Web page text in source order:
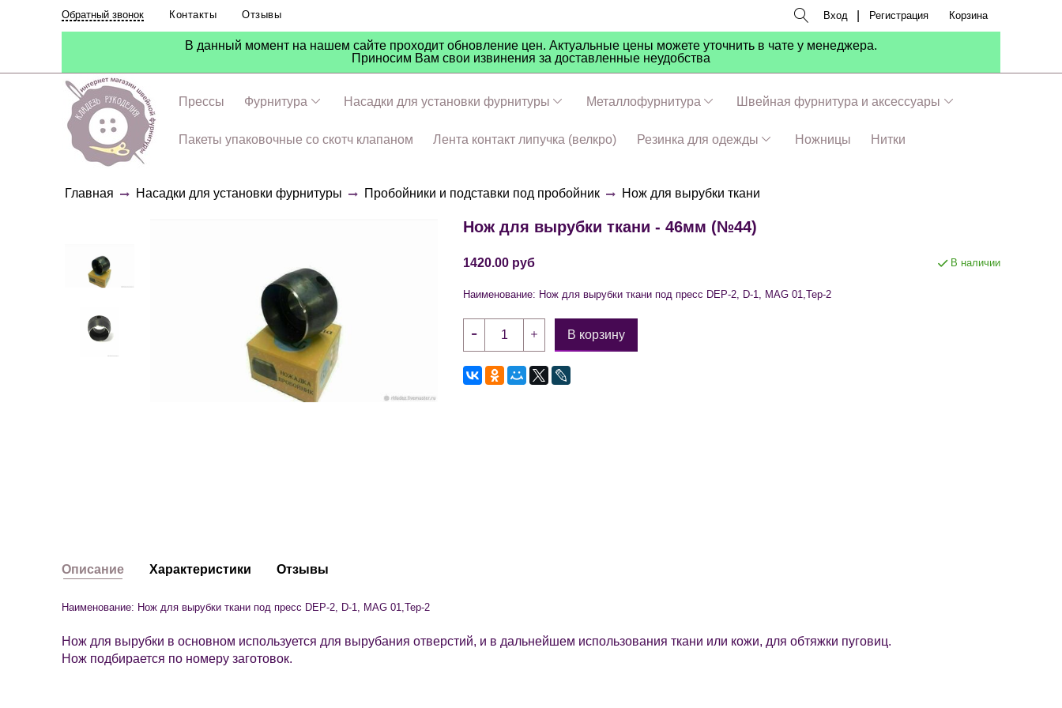
Обратный звонок Контакты Отзывы Вход Регистрация Корзина
В данный момент на нашем сайте проходит обновление цен. Актуальные цены можете уточнить в чате у менеджера.
Приносим Вам свои извинения за доставленные неудобства
Прессы Фурнитура Насадки для установки фурнитуры Металлофурнитура Швейная фурнитура и аксессуары
Пакеты упаковочные со скотч клапаном Лента контакт липучка (велкро) Резинка для одежды Ножницы Нитки
Главная Насадки для установки фурнитуры Пробойники и подставки под пробойник Нож для вырубки ткани
Нож для вырубки ткани - 46мм (№44)
1420.00 руб В наличии
Наименование: Нож для вырубки ткани под пресс DEP-2, D-1, MAG 01,Tep-2
В корзину
Описание
Наименование: Нож для вырубки ткани под пресс DEP-2, D-1, MAG 01,Tep-2
Нож для вырубки в основном используется для вырубания отверстий, и в дальнейшем использования ткани или кожи, для обтяжки пуговиц.
Нож подбирается по номеру заготовок.
Характеристики Отзывы